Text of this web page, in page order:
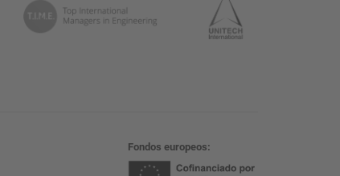
Fondos europeos